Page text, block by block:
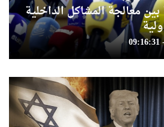
بين معالجة المشاكل الداخلية